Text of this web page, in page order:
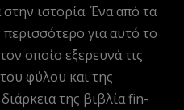
ιστορία. Ένα από τα
για αυτό το
οποίο εξερευνά τις
φύλου και της
της βιβλία fin-